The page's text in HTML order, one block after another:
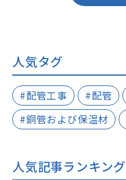
えておきましょう。
人気タグ
#配管工事 #配管
#銅管および保温材
人気記事ランキング